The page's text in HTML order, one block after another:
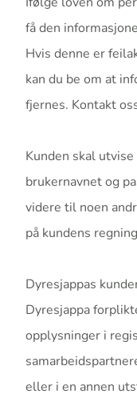
få den
Hvis denne er
kan du be om at
fjernes. Kontakt
Kunden skal
brukernavnet og
videre til noen
på kundens
Dyresjappas
Dyresjappa
opplysninger i
eller i en annen